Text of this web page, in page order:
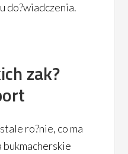
do?wiadczenia.
zak?
ro?nie, co ma
bukmacherskie